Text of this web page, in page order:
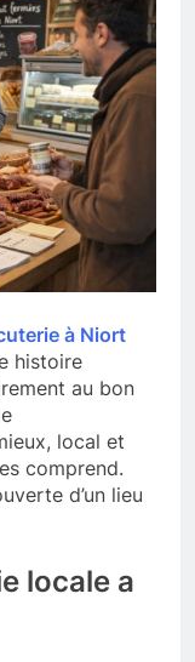
à Niort
histoire
au bon
local et
comprend.
d’un lieu
locale a